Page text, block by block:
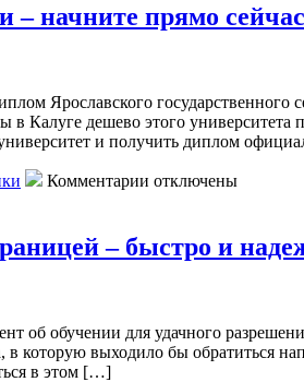
– начните прямо сейчас
Ярославского государственного
в Калуге дешево этого
университет и получить диплом
Комментарии отключены
– быстро и
об обучении для удачного
в которую выходило бы обратиться
в этом […]